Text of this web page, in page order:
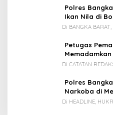
Polres
Ikan Nila di
Di BANGKA BARAT,
Petugas
Di CATATAN
Polres
Narkoba di
Diamankan, 1
Di HEADLINE,